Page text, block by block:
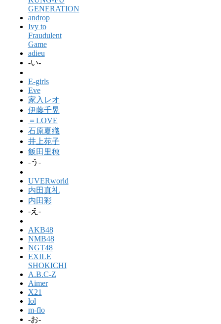
GENERATION
androp
Ivy to
Fraudulent
Game
adieu
-い-
E-girls
Eve
家入レオ
伊藤千晃
＝LOVE
石原夏織
井上苑子
飯田里穂
-う-
UVERworld
内田真礼
内田彩
-え-
AKB48
NMB48
NGT48
EXILE
SHOKICHI
A.B.C-Z
Aimer
X21
lol
m-flo
-お-